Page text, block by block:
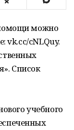
можно
vk.cc/cNLQuy.
Список
учебного